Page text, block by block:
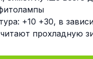
+10 +30, в
прохладную